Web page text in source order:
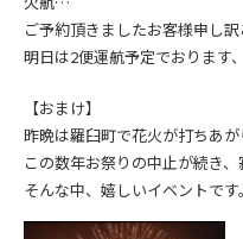
ご予約頂きましたお客様申し訳
明日は2便運航予定でおりま
【おまけ】
昨晩は羅臼町で花火が打ちあが
この数年お祭りの中止が続き
そんな中、嬉しいイベントです。